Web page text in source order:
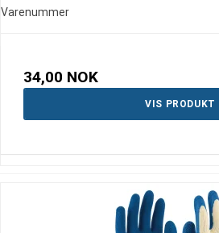
Varenummer
34,00 NOK
VIS PRODUKT